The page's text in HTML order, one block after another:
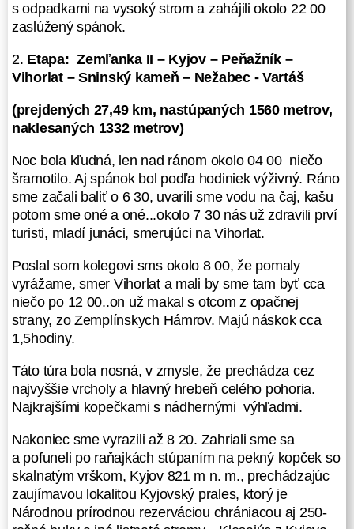
k zaujímavému miestu, Chlmecká
skalka, ktorá je prírodnou
nachádzajú stepné vápnomilné
spoločenstvá s masovým výskytom
endemitu ponikleca veľkokvetého a
veternice lesnej. Na vrchole Chlmu
sme zvažovali, čí sa vydáme
pôvodne plánovanou trasou, ktorá
vynecháva dedinku Porúbka, alebo
sa necháme zlákať vidinou teplého
neskoršieho obeda a čapovaného
pivka v krčmičke v Porúbke. Tak
sme zišli do dediny. V Porúbke, na
miestnom úrade sme sa popýtali,
kde sa môžeme najesť a odpoveď,
že tu nikde až v susednej
dedine...hmm, smola. Prechádzajúc
dedinou sme zaznamenali aj
kvalitné destiláty, ale ani tam nik
nebol...tak nám neostávalo nič iné,
iba sa prudkým stúpaním za
pravoslávnej ikone zastaviť a dať si
suchý obed a pivko z našich zásob.
Pokračovali sme po asfaltovej ceste
a stihli ešte nabrať zo studničky
„Nad Porúbkou“ plné fľaše čerstvej
s odpadkami na vysoký strom a zahájili okolo 22 00
zaslúžený spánok.
2. Etapa: Zemľanka II – Kyjov – Peňažník –
Vihorlat – Sninský kameň – Nežabec - Vartáš
(prejdených 27,49 km, nastúpaných 1560 metrov,
naklesaných 1332 metrov)
Noc bola kľudná, len nad ránom okolo 04 00 niečo
šramotilo. Aj spánok bol podľa hodiniek výživný. Ráno
sme začali baliť o 6 30, uvarili sme vodu na čaj, kašu
potom sme oné a oné...okolo 7 30 nás už zdravili prví
turisti, mladí junáci, smerujúci na Vihorlat.
Poslal som kolegovi sms okolo 8 00, že pomaly
vyrážame, smer Vihorlat a mali by sme tam byť cca
niečo po 12 00..on už makal s otcom z opačnej
strany, zo Zemplínskych Hámrov. Majú náskok cca
1,5hodiny.
Táto túra bola nosná, v zmysle, že prechádza cez
najvyššie vrcholy a hlavný hrebeň celého pohoria.
Najkrajšími kopečkami s nádhernými výhľadmi.
Nakoniec sme vyrazili až 8 20. Zahriali sme sa
a pofuneli po raňajkách stúpaním na pekný kopček so
skalnatým vrškom, Kyjov 821 m n. m., prechádzajúc
zaujímavou lokalitou Kyjovský prales, ktorý je
Národnou prírodnou rezerváciou chrániacou aj 250-